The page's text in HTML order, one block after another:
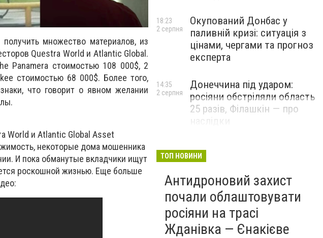
множество материалов, из
Questra World и Atlantic Global.
Panamera стоимостью 108 000$, 2
стоимостью 68 000$. Более того,
что говорит о явном желании
World и Atlantic Global Asset
некоторые дома мошенника
И пока обманутые вкладчики ищут
роскошной жизнью. Еще больше
Окупований Донбас у
паливній кризі: ситуація з
цінами, чергами та прогноз
експерта
18:23
2 серпня
Донеччина під ударом:
росіяни обстріляли область
25 разів, Філашкін — про
14:35
2 серпня
ТОП НОВИНИ
Антидроновий захист
почали облаштовувати
росіяни на трасі
Жданівка — Єнакієве